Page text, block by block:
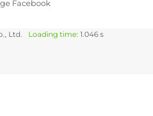
Facebook
Loading time: 1.046 s
Ltd.